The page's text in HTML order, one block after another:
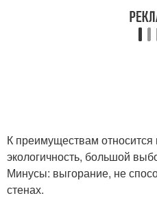
К преимуществам относится
экологичность, большой
Минусы: выгорание, не
стенах.